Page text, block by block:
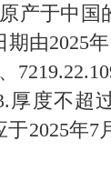
于中国
由2025
度不超
于2025年